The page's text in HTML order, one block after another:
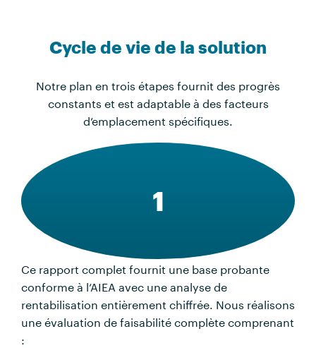
Cycle de vie de la solution
Notre plan en trois étapes fournit des progrès
constants et est adaptable à des facteurs
d’emplacement spécifiques.
1
Ce rapport complet fournit une base probante
conforme à l’AIEA avec une analyse de
rentabilisation entièrement chiffrée. Nous réalisons
une évaluation de faisabilité complète comprenant
: